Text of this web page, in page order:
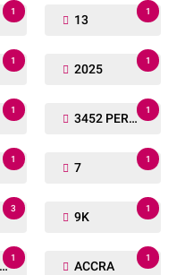
1
13
1
1
2025
1
1
3452 PERSONIL
1
1
7
1
3
9K
1
1
ACCRA
1